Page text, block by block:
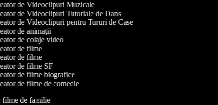
de Videoclipuri Muzicale
de Videoclipuri Tutoriale de Dans
de Videoclipuri pentru Tururi de Case
de animații
de colaje video
de filme
de filme
de filme SF
de filme biografice
de filme de comedie
filme de familie